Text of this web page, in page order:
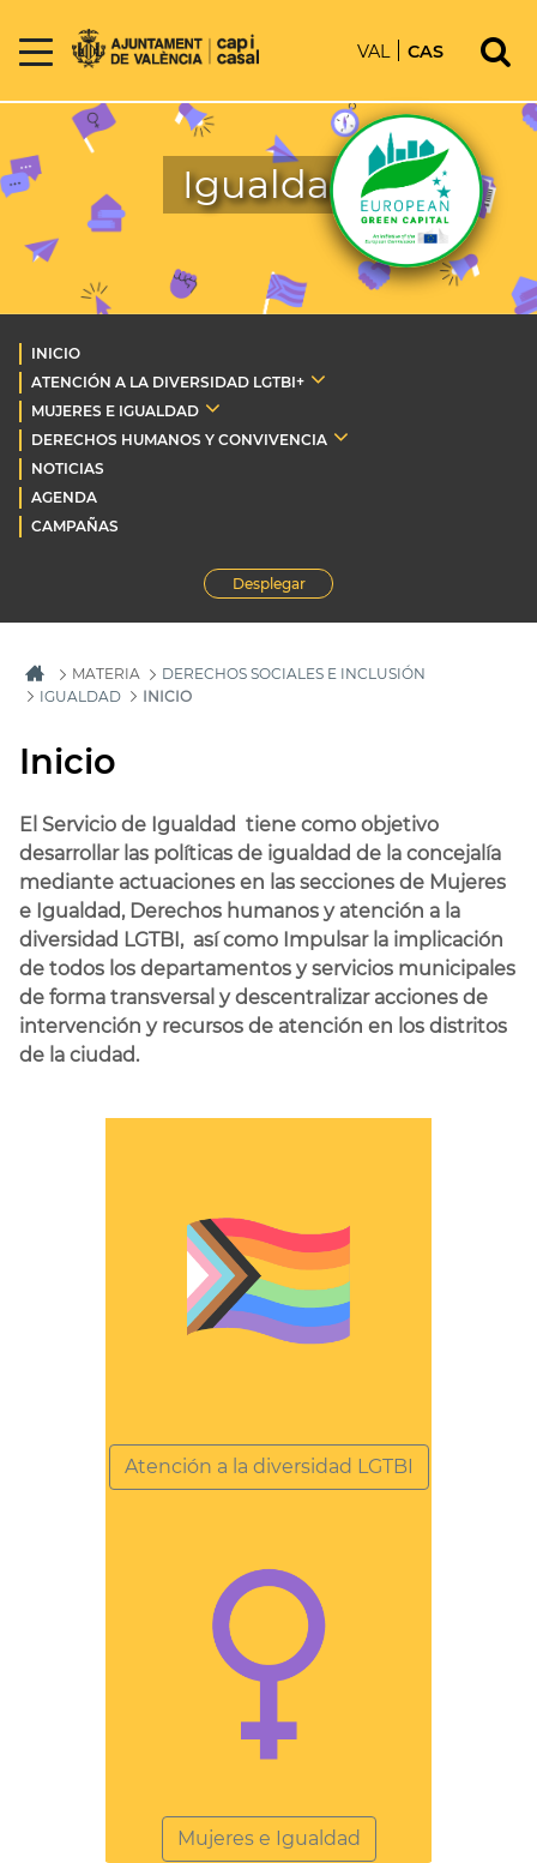
VAL CAS
Igualdad
INICIO
ATENCIÓN A LA DIVERSIDAD LGTBI+
MUJERES E IGUALDAD
DERECHOS HUMANOS Y CONVIVENCIA
NOTICIAS
AGENDA
CAMPAÑAS
Desplegar
MATERIA
DERECHOS SOCIALES E INCLUSIÓN
IGUALDAD
INICIO
Inicio
El Servicio de Igualdad tiene como objetivo
desarrollar las políticas de igualdad de la concejalía
mediante actuaciones en las secciones de Mujeres
e Igualdad, Derechos humanos y atención a la
diversidad LGTBI, así como Impulsar la implicación
de todos los departamentos y servicios municipales
de forma transversal y descentralizar acciones de
intervención y recursos de atención en los distritos
de la ciudad.
Atención a la diversidad LGTBI
Mujeres e Igualdad